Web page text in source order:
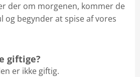
der om morgenen, kommer de
og begynder at spise af vores
giftige?
er ikke giftig.